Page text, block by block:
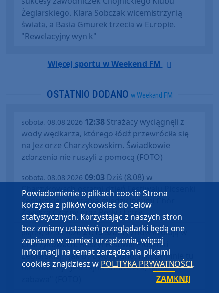
Żeglarskiego. Klara Sobczak wicemistrzynią
świata, a Basia Gmurek trzecia w Europie.
"Rewelacyjny wynik"
Więcej sportu w Weekend FM
OSTATNIO DODANO w Weekend FM
sobota, 08.08.2026 12:38 Strażacy wyciągnęli z
wody wędkarza, którego łódź przewróciła się
na Jeziorze Charzykowskim. Świadkowie
zdarzenia nie ruszyli z pomocą (FOTO)
sobota, 08.08.2026 09:03 Dziś (8.08) w
Charzykowach ostatni dzień Festiwalu Piosenki
Żeglarskiej. Wystąpią między innymi Chór
Zawisza Czarny oraz Perły i Łotry
piątek, 07.08.2026 21:15Szanty znów królują w
Charzykowach. Ruszył Festiwal Piosenki
Żeglarskiej. "Jak by było nudno, nikt by mnie tu
nie zobaczył. Jest fajna atmosfera, fajna
Powiadomienie o plikach cookie Strona
korzysta z plików cookies do celów
statystycznych. Korzystając z naszych stron
bez zmiany ustawień przeglądarki będą one
zapisane w pamięci urządzenia, więcej
informacji na temat zarządzania plikami
cookies znajdziesz w POLITYKA PRYWATNOŚCI.
ZAMKNIJ